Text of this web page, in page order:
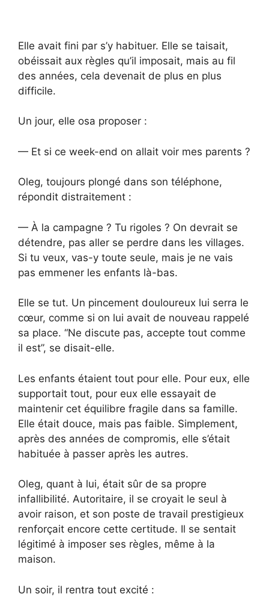
Elle avait fini par s’y habituer. Elle se taisait,
obéissait aux règles qu’il imposait, mais au fil
des années, cela devenait de plus en plus
difficile.
Un jour, elle osa proposer :
— Et si ce week-end on allait voir mes parents ?
Oleg, toujours plongé dans son téléphone,
répondit distraitement :
— À la campagne ? Tu rigoles ? On devrait se
détendre, pas aller se perdre dans les villages.
Si tu veux, vas-y toute seule, mais je ne vais
pas emmener les enfants là-bas.
Elle se tut. Un pincement douloureux lui serra le
cœur, comme si on lui avait de nouveau rappelé
sa place. “Ne discute pas, accepte tout comme
il est”, se disait-elle.
Les enfants étaient tout pour elle. Pour eux, elle
supportait tout, pour eux elle essayait de
maintenir cet équilibre fragile dans sa famille.
Elle était douce, mais pas faible. Simplement,
après des années de compromis, elle s’était
habituée à passer après les autres.
Oleg, quant à lui, était sûr de sa propre
infallibilité. Autoritaire, il se croyait le seul à
avoir raison, et son poste de travail prestigieux
renforçait encore cette certitude. Il se sentait
légitimé à imposer ses règles, même à la
maison.
Un soir, il rentra tout excité :